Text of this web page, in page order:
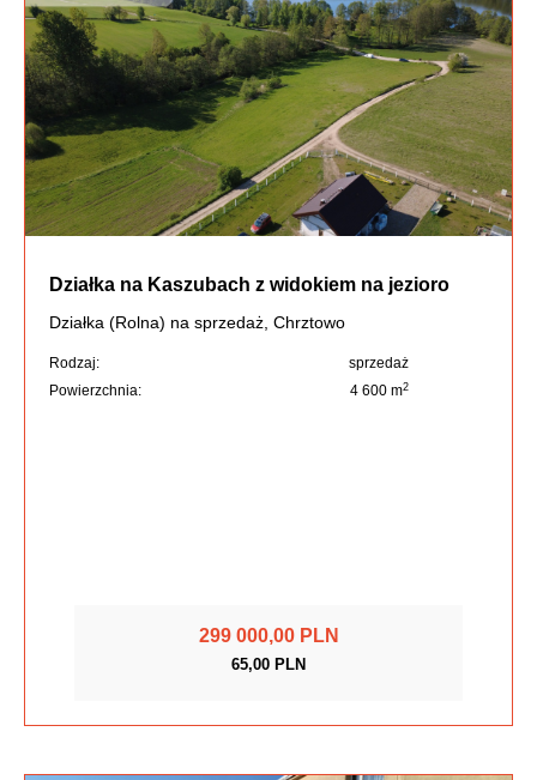
Działka na Kaszubach z widokiem na jezioro
Działka (Rolna) na sprzedaż, Chrztowo
Rodzaj:
sprzedaż
Powierzchnia:
4 600 m2
299 000,00 PLN
65,00 PLN